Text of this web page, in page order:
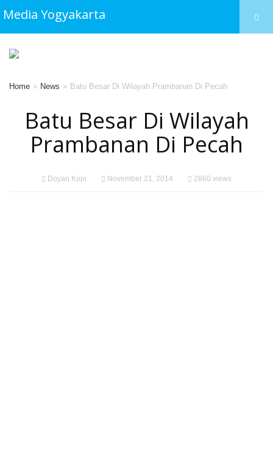
Media Yogyakarta
Home News Batu Besar Di Wilayah Prambanan Di Pecah
Batu Besar Di Wilayah
Prambanan Di Pecah
Doyan Kopi November 21, 2014 2860 views